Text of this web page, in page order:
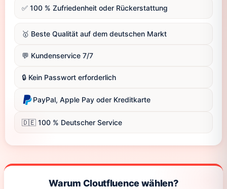
✅ 100 % Zufriedenheit oder Rückerstattung
🥇 Beste Qualität auf dem deutschen Markt
💬 Kundenservice 7/7
🔒 Kein Passwort erforderlich
PayPal, Apple Pay oder Kreditkarte
🇩🇪 100 % Deutscher Service
Warum Cloutfluence wählen?